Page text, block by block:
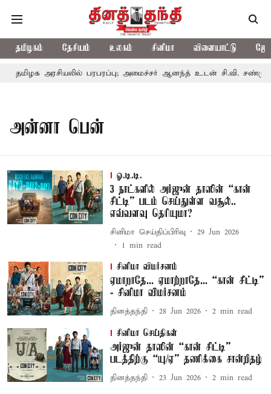
தமிழகம் தேசியம் உலகம் சினிமா விளையாட்டு
தமிழக அரசியலில் பரபரப்பு; அமைச்சர் ஆனந்த் உடன் சி.வி. சண்முகம்,
அன்னா பென்
ஓ.டி.டி.
3 நாட்களில் அர்ஜுன் தாஸின் “கான்
சிட்டி” படம் செய்துள்ள வசூல்..
எவ்வளவு தெரியுமா?
சினிமா செய்திப்பிரிவு
29 Jun 2026
1 min read
சினிமா விமர்சனம்
ஏமாறாதே... ஏமாற்றாதே... “கான் சிட்டி”
- சினிமா விமர்சனம்
தினத்தந்தி 28 Jun 2026 2 min read
சினிமா செய்திகள்
அர்ஜுன் தாஸின் “கான் சிட்டி”
படத்திற்கு “யு/ஏ” தணிக்கை சான்றிதழ்
தினத்தந்தி 23 Jun 2026 2 min read